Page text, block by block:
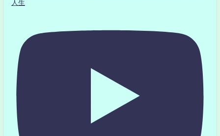
人生